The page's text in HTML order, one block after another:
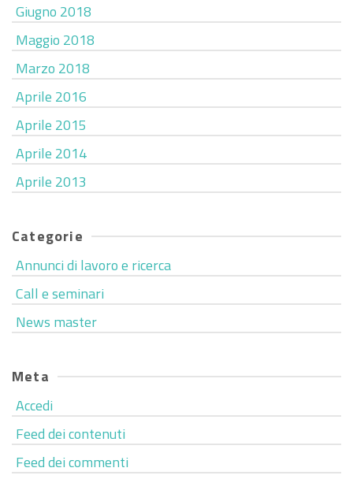
Giugno 2018
Maggio 2018
Marzo 2018
Aprile 2016
Aprile 2015
Aprile 2014
Aprile 2013
Categorie
Annunci di lavoro e ricerca
Call e seminari
News master
Meta
Accedi
Feed dei contenuti
Feed dei commenti